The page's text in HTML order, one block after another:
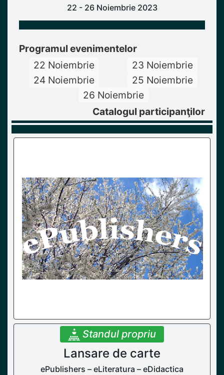
22 - 26 Noiembrie 2023
Programul evenimentelor
22 Noiembrie
23 Noiembrie
24 Noiembrie
25 Noiembrie
26 Noiembrie
Catalogul participanţilor
Standul propriu
Lansare de carte
ePublishers – eLiteratura – eDidactica